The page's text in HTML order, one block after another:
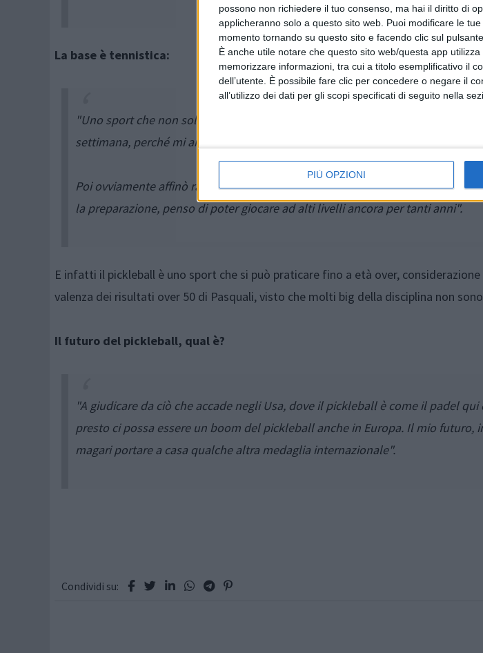
possono non richiedere il tuo consenso, ma hai il diritto di
applicheranno solo a questo sito web. Puoi modificare le
momento tornando su questo sito e facendo clic sul
È anche utile notare che questo sito web/questa app
memorizzare informazioni, tra cui a titolo esemplificativo il
dell’utente. È possibile fare clic per concedere o negare il
all’utilizzo dei dati per gli scopi specificati di seguito nella
PIÙ OPZIONI
La base è tennistica:
"Uno sport che non solo non rinnego, ma che ancora oggi pratico come
settimana, perché mi aiuta nel fare fondo.
Poi ovviamente affinò rapidità e tecnica specifica con l'allenamento di
la preparazione, penso di poter giocare ad alti livelli ancora per tanti anni".
E infatti il pickleball è uno sport che si può praticare fino a età over,
valenza dei risultati over 50 di Pasquali, visto che molti big della disciplina non
Il futuro del pickleball, qual è?
"A giudicare da ciò che accade negli Usa, dove il pickleball è come il padel
presto ci possa essere un boom del pickleball anche in Europa. Il mio futuro,
magari portare a casa qualche altra medaglia internazionale".
Condividi su: